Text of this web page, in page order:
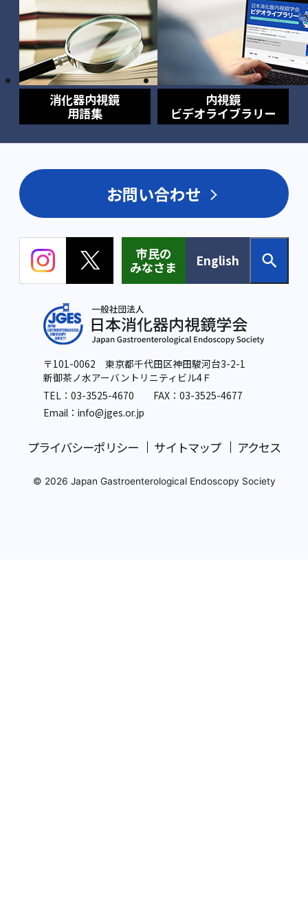
消化器内視鏡
用語集
内視鏡
ビデオライブラリー
お問い合わせ
市民の
みなさま
English
〒101-0062 東京都千代田区神田駿河台3-2-1
新御茶ノ水アーバントリニティビル4Ｆ
TEL：03-3525-4670 FAX：03-3525-4677
Email：info@jges.or.jp
プライバシーポリシー サイトマップ アクセス
© 2026 Japan Gastroenterological Endoscopy Society